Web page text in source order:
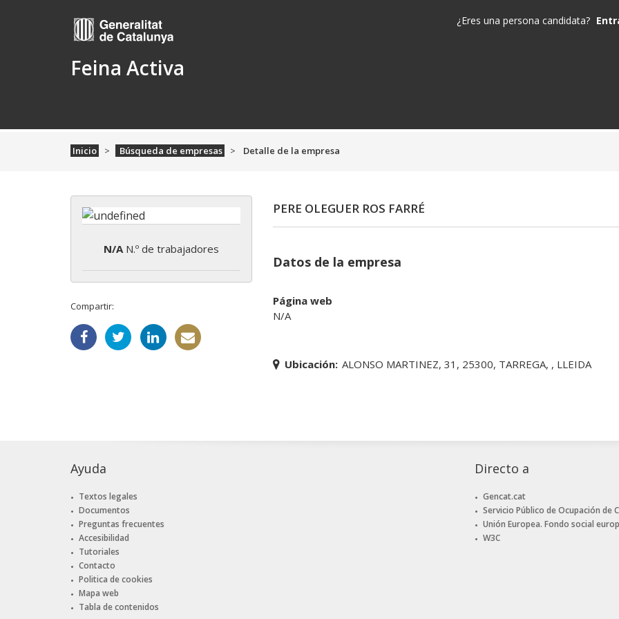
Feina Activa
¿Eres una persona candidata?
Inicio Búsqueda de empresas Detalle de la empresa
N/AN.º de trabajadores
Compartir:
PERE OLEGUER ROS FARRÉ
Datos de la empresa
Página web
N/A
Ubicación: ALONSO MARTINEZ, 31, 25300, TARREGA, , LLEIDA
Ayuda
Textos legales
Documentos
Preguntas frecuentes
Accesibilidad
Tutoriales
Contacto
Politica de cookies
Mapa web
Tabla de contenidos
Directo a
Gencat.cat
Servicio Público de Ocupación de
Unión Europea. Fondo social
W3C